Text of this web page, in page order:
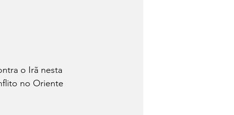
o Irã nesta
no Oriente